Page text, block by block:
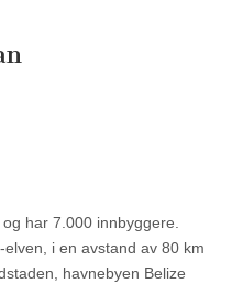
har 7.000 innbyggere.
i en avstand av 80 km
havnebyen Belize